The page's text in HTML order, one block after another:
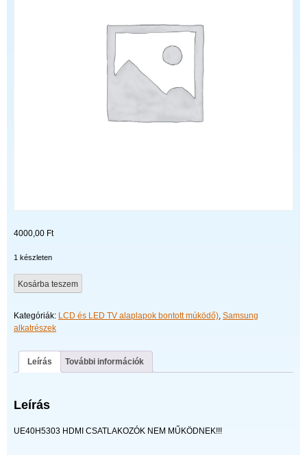
4000,00 Ft
1 készleten
BN94-
07772J
hiba
mennyiség
Kosárba teszem
Kategóriák: LCD és LED TV alaplapok bontott múködő), Samsung
alkatrészek
Leírás További információk
Leírás
UE40H5303 HDMI CSATLAKOZÓK NEM MŰKÖDNEK!!!